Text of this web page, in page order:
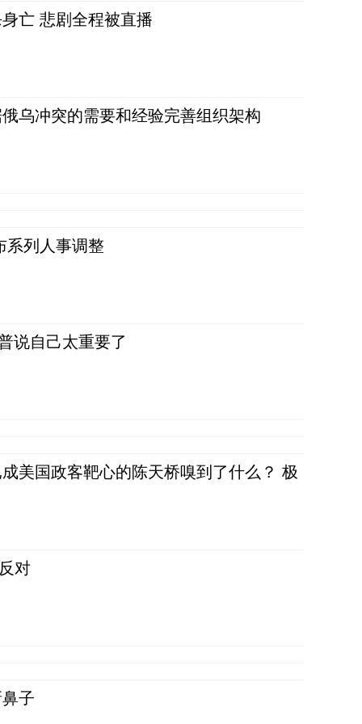
亡 悲剧全程被直播
乌冲突的需要和经验完善组织架构
系列人事调整
说自己太重要了
美国政客靶心的陈天桥嗅到了什么？ 极
对
子